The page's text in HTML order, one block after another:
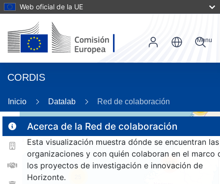
Web oficial de la UE
CORDIS
Menu
Inicio Datalab Red de colaboración
Acerca de la Red de colaboración
Esta visualización muestra dónde se encuentran las
organizaciones y con quién colaboran en el marco
los proyectos de investigación e innovación de
Horizonte.
166